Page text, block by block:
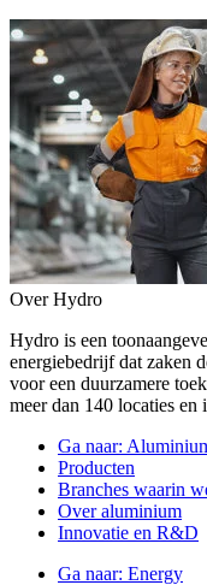
Over Hydro
Hydro is een
energiebedrijf dat zaken
voor een duurzamere
meer dan 140 locaties en
Ga naar:
Producten
Branches waarin
Over aluminium
Innovatie en R&D
Ga naar: Energy